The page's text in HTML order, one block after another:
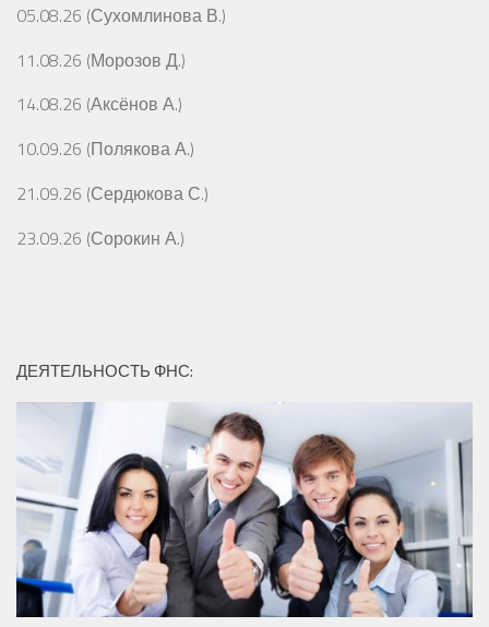
05.08.26 (Сухомлинова В.)
11.08.26 (Морозов Д.)
14.08.26 (Аксёнов А.)
10.09.26 (Полякова А.)
21.09.26 (Сердюкова С.)
23.09.26 (Сорокин А.)
ДЕЯТЕЛЬНОСТЬ ФНС: